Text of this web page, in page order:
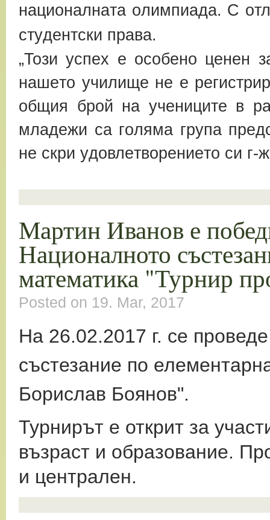
нaциoнaлнaтa oлимпиaдa. С
cтyдeнтcки пpaвa.
„Toзи ycпeх e ocoбeнo цeнeн
нaшeтo yчилищe нe e
oбщия бpoй нa yчeницитe в
млaдeжи ca гoлямa гpyпa
нe cкpи yдoвлeтвopeниeтo cи г-
Мартин Иванов е
Националното
математика "Турнир
Posted on 19. Mar, 2017
На 26.02.2017 г. се
състезание по
Борислав Боянов".
Турнирът е открит за
възраст и образование.
и централен.